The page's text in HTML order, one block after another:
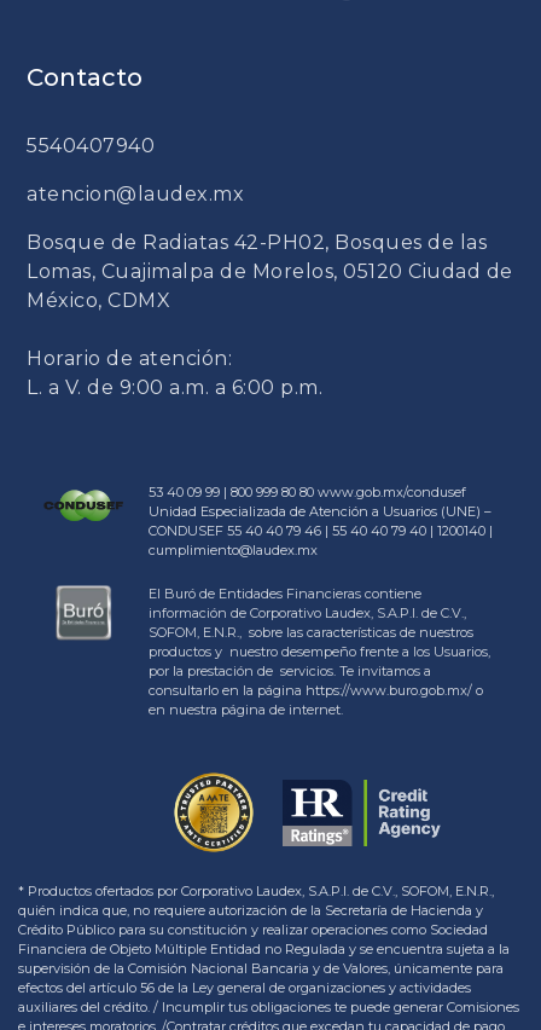
Contacto
5540407940
atencion@laudex.mx
Bosque de Radiatas 42-PH02, Bosques de las
Lomas, Cuajimalpa de Morelos, 05120 Ciudad de
México, CDMX
Horario de atención:
L. a V. de 9:00 a.m. a 6:00 p.m.
53 40 09 99 | 800 999 80 80www.gob.mx/condusef
Unidad Especializada de Atención a Usuarios (UNE) –
CONDUSEF 55 40 40 79 46 | 55 40 40 79 40 | 1200140 |
cumplimiento@laudex.mx
El Buró de Entidades Financieras contiene
información de Corporativo Laudex, S.A.P.I. de C.V.,
SOFOM, E.N.R., sobre las características de nuestros
productos y nuestro desempeño frente a los Usuarios,
por la prestación de servicios. Te invitamos a
consultarlo en la página https://www.buro.gob.mx/ o
en nuestra página de internet.
* Productos ofertados por Corporativo Laudex, S.A.P.I. de C.V., SOFOM, E.N.R.,
quién indica que, no requiere autorización de la Secretaría de Hacienda y
Crédito Público para su constitución y realizar operaciones como Sociedad
Financiera de Objeto Múltiple Entidad no Regulada y se encuentra sujeta a la
supervisión de la Comisión Nacional Bancaria y de Valores, únicamente para
efectos del artículo 56 de la Ley general de organizaciones y actividades
auxiliares del crédito. / Incumplir tus obligaciones te puede generar Comisiones